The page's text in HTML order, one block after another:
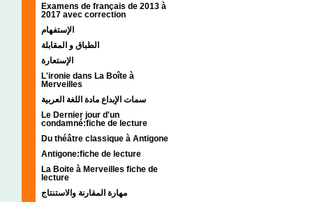
Examens de français de 2013 à
2017 avec correction
الإستفهام
الطباق و المقابلة
الإستعارة
L'ironie dans La Boîte à
Merveilles
سمات الإبداع مادة اللغة العربية
Le Dernier jour d'un
condamné:fiche de lecture
Du théâtre classique à Antigone
Antigone:fiche de lecture
La Boite à Merveilles fiche de
lecture
مهارة المقارنة والاستنتاج